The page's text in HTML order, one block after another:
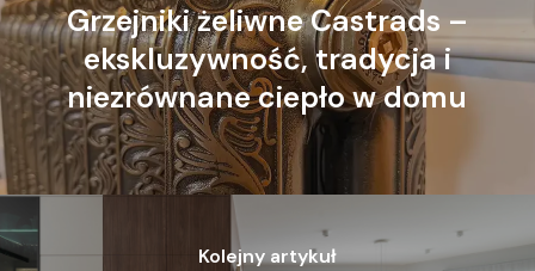
Grzejniki żeliwne Castrads –
ekskluzywność, tradycja i
niezrównane ciepło w domu
Kolejny artykuł